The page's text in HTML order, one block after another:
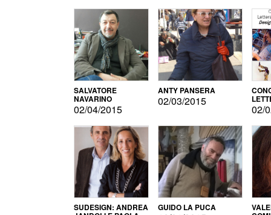
SALVATORE
NAVARINO
02/04/2015
ANTY PANSERA
02/03/2015
02/
SUDESIGN: ANDREA GUIDO LA PUCA